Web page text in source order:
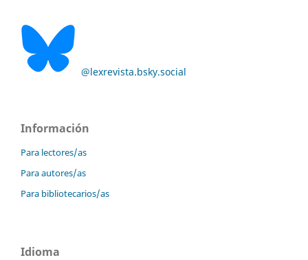
@lexrevista.bsky.social
Información
Para lectores/as
Para autores/as
Para bibliotecarios/as
Idioma